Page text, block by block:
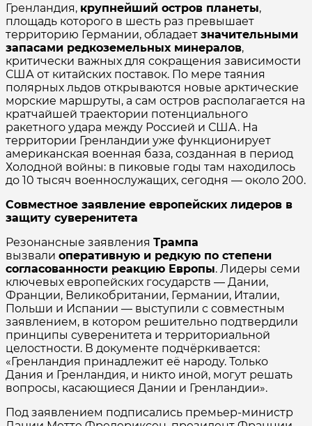
Гренландия, крупнейший остров планеты,
площадь которого в шесть раз превышает
территорию Германии, обладает значительными
запасами редкоземельных минералов,
критически важных для сокращения зависимости
США от китайских поставок. По мере таяния
полярных льдов открываются новые арктические
морские маршруты, а сам остров располагается на
кратчайшей траектории потенциального
ракетного удара между Россией и США. На
территории Гренландии уже функционирует
американская военная база, созданная в период
Холодной войны: в пиковые годы там находилось
до 10 тысяч военнослужащих, сегодня — около 200.
Совместное заявление европейских лидеров в
защиту суверенитета
Резонансные заявления Трампа
вызвали оперативную и редкую по степени
согласованности реакцию Европы. Лидеры семи
ключевых европейских государств — Дании,
Франции, Великобритании, Германии, Италии,
Польши и Испании — выступили с совместным
заявлением, в котором решительно подтвердили
принципы суверенитета и территориальной
целостности. В документе подчёркивается:
«Гренландия принадлежит её народу. Только
Дания и Гренландия, и никто иной, могут решать
вопросы, касающиеся Дании и Гренландии».
Под заявлением подписались премьер-министр